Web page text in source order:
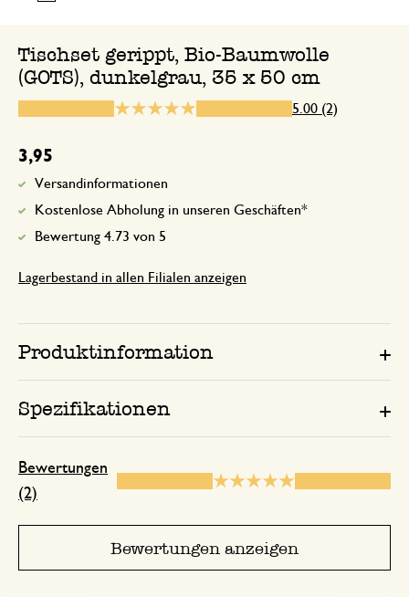
Tischset gerippt, Bio-Baumwolle
(GOTS), dunkelgrau, 35 x 50 cm
5.00 (2)
3,95
Versandinformationen
Kostenlose Abholung in unseren Geschäften*
Bewertung 4.73 von 5
Lagerbestand in allen Filialen anzeigen
Produktinformation
Spezifikationen
Bewertungen
(2)
Bewertungen anzeigen
Nur Bewertung, ohne Kommentar